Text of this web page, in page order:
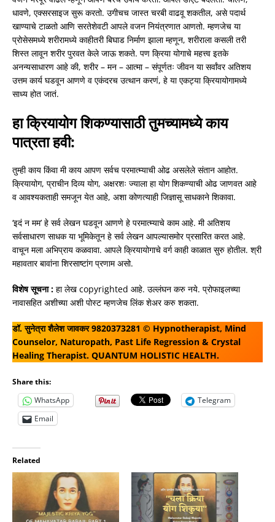
धावणे, एक्सरसाइज सुरू करतो. उगीचच जास्त चरबी वाढवू शकतील, असे पदार्थ
खाण्याचे टाळतो आणि सरतेशेवटी आपले वजन नियंत्रणात आणतो. म्हणजेच या
प्रोसेसमध्ये शरीरामध्ये काहीतरी बिघाड निर्माण झाला म्हणून, शरीराला कसली तरी
शिस्त लावून शरीर पुरवत केले जाऊ शकते. पण क्रिया योगाचे महत्त्व इतके
अनन्यसाधारण आहे की, शरीर – मन – आत्मा – संपूर्णतः जीवन या सर्वांवर अतिशय
उत्तम कार्य घडवून आणणे व एकंदरच उत्थान करणं, हे या एकट्या क्रियायोगामध्ये
साध्य होत जातं.
हा क्रियायोग शिकण्यासाठी तुमच्यामध्ये काय
पात्रता हवी:
तुम्ही काय किंवा मी काय आपण सर्वच परमात्म्याची ओढ असलेले संतान आहोत.
क्रियायोग, प्राचीन दिव्य योग, अक्षरशः ज्याला हा योग शिकण्याची ओढ जाणवत आहे
व आवश्यकताही समजून येत आहे, अशा कोणत्याही जिज्ञासू साधकाने शिकावा.
‘इदं न मम’ हे सर्व लेखन घडवून आणणे हे परमात्म्याचे काम आहे. मी अतिशय
सर्वसाधारण साधक या भूमिकेतून हे सर्व लेखन आपल्यासमोर प्रसारित करत आहे.
वाचून मला अभिप्राय कळवावा. आपले क्रियायोगाचे वर्ग काही काळात सुरु होतील. श्री
महावतार बावांना शिरसाष्टांग प्रणाम असो.
विशेष सूचना : हा लेख copyrighted आहे. उल्लंघन करु नये. प्रोफाइलच्या
नावासहित अशीच्या अशी पोस्ट म्हणजेच लिंक शेअर करु शकता.
डॉ. सुनेत्रा शैलेश जावकर 9820373281 © Hypnotherapist, Mind
Counselor, Naturopath, Past Life Regression & Crystal
Healing Therapist. QUANTUM HOLISTIC HEALTH.
Share this:
WhatsApp
Telegram
Email
Related